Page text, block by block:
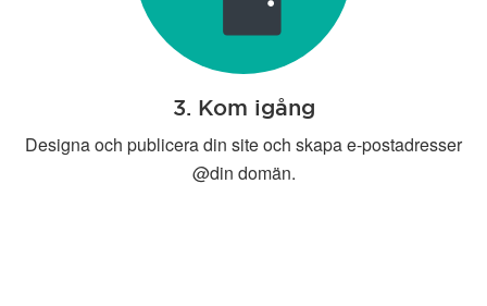
3. Kom igång
Designa och publicera din site och skapa e-postadresser
@din domän.